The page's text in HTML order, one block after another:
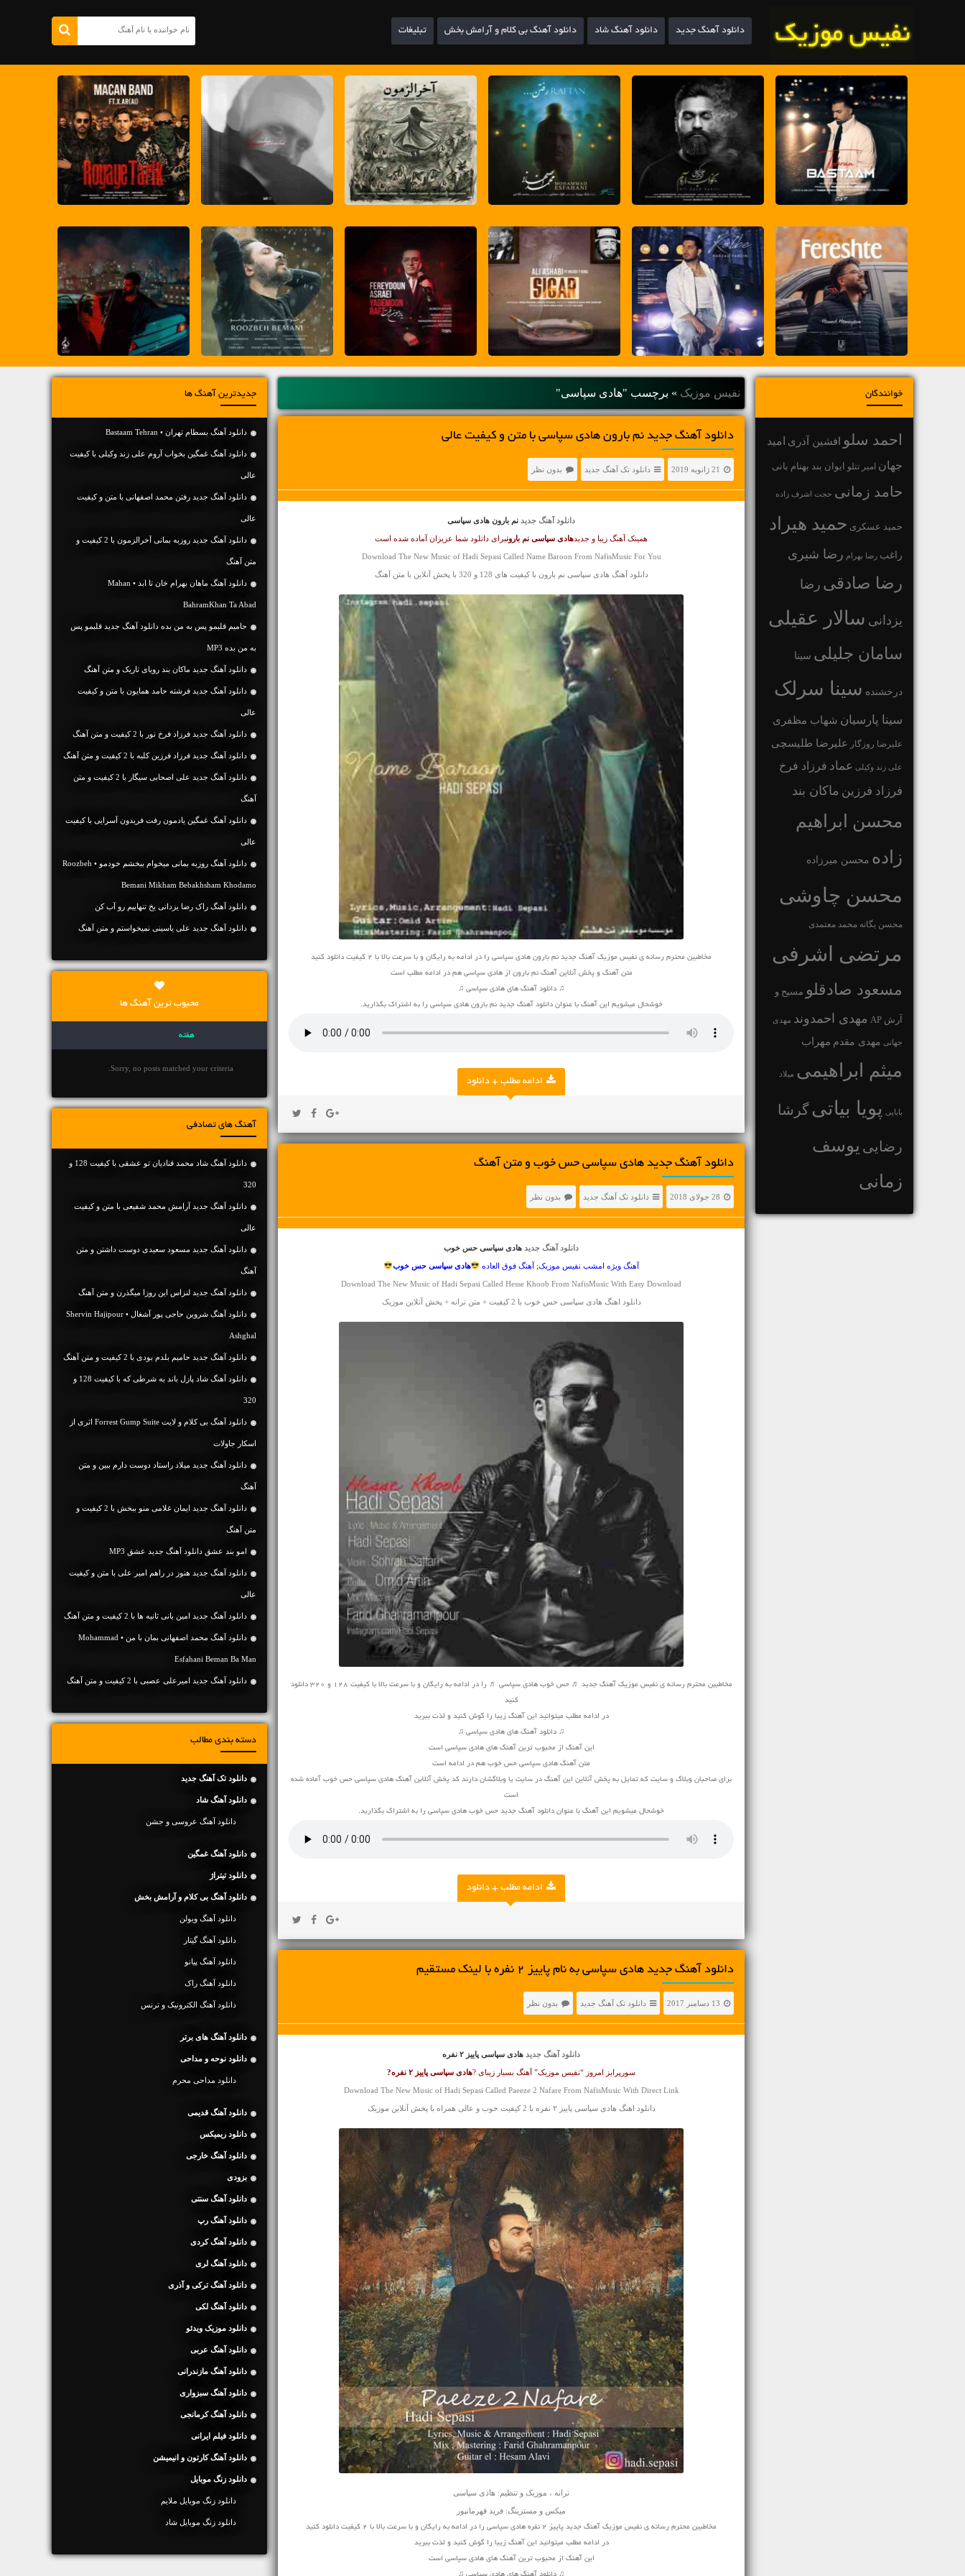
دانلود آهنگ جدید دانلود آهنگ شاد دانلود آهنگ بی کلام و آرامش بخش تبلیغات
خوانندگان
احمد سلو افشین آذری امید
جهان امیر تتلو ایوان بند بهنام بانی
حامد زمانی حجت اشرف زاده
حمید عسکری حمید هیراد
راغب رضا بهرام رضا شیری
رضا صادقی رضا
یزدانی سالار عقیلی
سامان جلیلی سینا
درخشنده سینا سرلک
سینا پارسیان شهاب مظفری
علیرضا روزگار علیرضا طلیسچی
علی زند وکیلی عماد فرزاد فرخ
فرزاد فرزین ماکان بند
محسن ابراهیم
زاده محسن میرزاده
محسن چاوشی
محسن یگانه محمد معتمدی
مرتضی اشرفی
مسعود صادقلو مسیح و
آرش AP مهدی احمدوند مهدی
جهانی مهدی مقدم مهراب
میثم ابراهیمی میلاد
بابایی پویا بیاتیگرشا
رضایی یوسف
زمانی
نفیس موزیک » برچسب "هادی سپاسی"
دانلود آهنگ جديد نم بارون هادی سپاسی با متن و کیفیت عالی
21 ژانویه 2019 دانلود تک آهنگ جدید بدون نظر
دانلود آهنگ جدید نم بارون هادی سپاسی
همینک آهنگ زیبا و جدیدهادی سپاسی نم بارونبرای دانلود شما عزیزان آماده شده است
Download The New Music of Hadi Sepasi Called Name Baroon From NafisMusic For You
دانلود آهنگ هادی سپاسی نم بارون با کیفیت های 128 و 320 با پخش آنلاین با متن آهنگ
مخاطبین محترم رسانه ی نفیس موزیک آهنگ جدید نم بارون هادی سپاسی را در ادامه به رایگان و با سرعت بالا با 2 کیفیت دانلود کنید
متن آهنگ و پخش آنلاین آهنگ نم بارون از هادی سپاسی هم در ادامه مطلب است
♫ دانلود آهنگ های هادی سپاسی ♫
خوشحال میشویم این آهنگ با عنوان دانلود آهنگ جدید نم بارون هادی سپاسی را به اشتراک بگذارید.
ادامه مطلب + دانلود
دانلود آهنگ جديد هادی سپاسی حس خوب و متن آهنگ
28 جولای 2018 دانلود تک آهنگ جدید بدون نظر
دانلود آهنگ جدید هادی سپاسی حس خوب
آهنگ ویژه امشب نفیس موزیک; آهنگ فوق العاده هادی سپاسی حس خوب
Download The New Music of Hadi Sepasi Called Hesse Khoob From NafisMusic With Easy Download
دانلود اهنگ هادی سپاسی حس خوب با 2 کیفیت + متن ترانه + پخش آنلاین موزیک
مخاطبین محترم رسانه ی نفیس موزیک آهنگ جدید ♬ حس خوب هادی سپاسی ♬ را در ادامه به رایگان و با سرعت بالا با کیفیت 128 و 320 دانلود
کنید
در ادامه مطلب میتوانید این آهنگ زیبا را گوش کنید و لذت ببرید
♫ دانلود آهنگ های هادی سپاسی ♫
این آهنگ از محبوب ترین آهنگ های هادی سپاسی است
متن آهنگ هادی سپاسی حس خوب هم در ادامه است
برای صاحبان وبلاگ و سایت که تمایل به پخش آنلاین این آهنگ در سایت یا وبلاگشان دارند کد پخش آنلاین آهنگ هادی سپاسی حس خوب آماده شده
است
خوشحال میشویم این آهنگ با عنوان دانلود آهنگ جدید حس خوب هادی سپاسی را به اشتراک بگذارید.
ادامه مطلب + دانلود
دانلود آهنگ جديد هادی سپاسی به نام پاییز ۲ نفره با لینک مستقیم
13 دسامبر 2017 دانلود تک آهنگ جدید بدون نظر
دانلود آهنگ جدید هادی سپاسی پاییز ۲ نفره
سورپرایز امروز “نفیس موزیک” آهنگ بسیار زیبای ?هادی سپاسی پاییز ۲ نفره?
Download The New Music of Hadi Sepasi Called Paeeze 2 Nafare From NafisMusic With Direct Link
دانلود اهنگ هادی سپاسی پاییز ۲ نفره با 2 کیفیت خوب و عالی همراه با پخش آنلاین موزیک
ترانه ، موزیک و تنظیم: هادی سپاسی
میکس و مسترینگ: فرید قهرمانپور
مخاطبین محترم رسانه ی نفیس موزیک آهنگ جدید پاییز ۲ نفره هادی سپاسی را در ادامه به رایگان و با سرعت بالا با 2 کیفیت دانلود کنید
در ادامه مطلب میتوانید این آهنگ زیبا را گوش کنید و لذت ببرید
این آهنگ از محبوب ترین آهنگ های هادی سپاسی است
جدیدترین آهنگ ها
دانلود آهنگ بسطام تهران • Bastaam Tehran
دانلود آهنگ غمگین بخواب آروم علی زند وکیلی با کیفیت
عالی
دانلود آهنگ جديد رفتن محمد اصفهانی با متن و کیفیت
عالی
دانلود آهنگ جديد روزبه بمانی آخرالزمون با 2 کیفیت و
متن آهنگ
دانلود آهنگ ماهان بهرام خان تا ابد • Mahan
BahramKhan Ta Abad
حامیم قلبمو پس به من بده دانلود آهنگ جدید قلبمو پس
به من بده MP3
دانلود آهنگ جديد ماکان بند رویای تاریک و متن آهنگ
دانلود آهنگ جديد فرشته حامد همایون با متن و کیفیت
عالی
دانلود آهنگ جديد فرزاد فرخ نور با 2 کیفیت و متن آهنگ
دانلود آهنگ جديد فرزاد فرزین کلبه با 2 کیفیت و متن آهنگ
دانلود آهنگ جديد علی اصحابی سیگار با 2 کیفیت و متن
آهنگ
دانلود آهنگ غمگین یادمون رفت فریدون آسرایی با کیفیت
عالی
دانلود آهنگ روزبه بمانی میخوام ببخشم خودمو • Roozbeh
Bemani Mikham Bebakhsham Khodamo
دانلود آهنگ راک رضا یزدانی یخ تنهاییم رو آب کن
دانلود آهنگ جديد علی یاسینی نمیخواستم و متن آهنگ
محبوب ترین آهنگ ها
هفته
Sorry, no posts matched your criteria.
آهنگ های تصادفی
دانلود آهنگ شاد محمد قنادیان تو عشقی با کیفیت 128 و
320
دانلود آهنگ جديد آرامش محمد شفیعی با متن و کیفیت
عالی
دانلود آهنگ جديد مسعود سعیدی دوست داشتن و متن
آهنگ
دانلود آهنگ جديد لنزاس این روزا میگذرن و متن آهنگ
دانلود آهنگ شروین حاجی پور آشغال • Shervin Hajipour
Ashghal
دانلود آهنگ جديد حامیم بلدم بودی با 2 کیفیت و متن آهنگ
دانلود آهنگ شاد پازل باند به شرطی که با کیفیت 128 و
320
دانلود آهنگ بی کلام و لایت Forrest Gump Suite اثری از
اسکار جاولات
دانلود آهنگ جديد میلاد راستاد دوست دارم ببین و متن
آهنگ
دانلود آهنگ جديد ایمان غلامی منو ببخش با 2 کیفیت و
متن آهنگ
امو بند عشق دانلود آهنگ جدید عشق MP3
دانلود آهنگ جديد هنوز در راهم امیر علی با متن و کیفیت
عالی
دانلود آهنگ جديد امین بانی ثانیه ها با 2 کیفیت و متن آهنگ
دانلود آهنگ محمد اصفهانی بمان با من • Mohammad
Esfahani Beman Ba Man
دانلود آهنگ جديد امیرعلی عصبی با 2 کیفیت و متن آهنگ
دسته بندی مطالب
دانلود تک آهنگ جدید
دانلود آهنگ شاد
دانلود آهنگ عروسی و جشن
دانلود آهنگ غمگین
دانلود تیتراژ
دانلود آهنگ بی کلام و آرامش بخش
دانلود آهنگ ویولن
دانلود آهنگ گیتار
دانلود آهنگ پیانو
دانلود آهنگ راک
دانلود آهنگ الکترونیک و ترنس
دانلود آهنگ های برتر
دانلود نوحه و مداحی
دانلود مداحی محرم
دانلود آهنگ قدیمی
دانلود ریمیکس
دانلود آهنگ خارجی
بزودی
دانلود آهنگ سنتی
دانلود آهنگ رپ
دانلود آهنگ کردی
دانلود آهنگ لری
دانلود آهنگ ترکی و آذری
دانلود آهنگ لکی
دانلود موزیک ویدئو
دانلود آهنگ عربی
دانلود آهنگ مازندرانی
دانلود آهنگ سبزواری
دانلود آهنگ کرمانجی
دانلود فیلم ایرانی
دانلود آهنگ کارتون و انیمیشن
دانلود زنگ موبایل
دانلود زنگ موبایل ملایم
دانلود زنگ موبایل شاد